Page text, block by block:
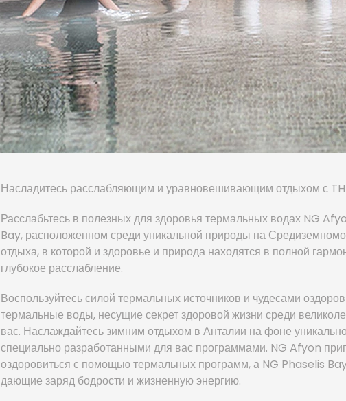
Насладитесь расслабляющим и уравновешивающим отдыхом с
Расслабьтесь в полезных для здоровья термальных водах NG
Bay, расположенном среди уникальной природы на
отдыха, в которой и здоровье и природа находятся в полной
глубокое расслабление.
Воспользуйтесь силой термальных источников и чудесами
термальные воды, несущие секрет здоровой жизни среди
вас. Наслаждайтесь зимним отдыхом в Анталии на фоне
специально разработанными для вас программами. NG Afyon
оздоровиться с помощью термальных программ, а NG Phaselis
дающие заряд бодрости и жизненную энергию.